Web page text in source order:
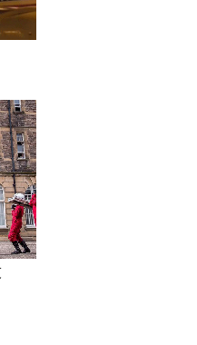
下的地球 没想到竟